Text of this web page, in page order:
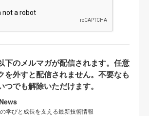
下のメルマガが配信されます。任意
を外すと配信されません。不要なも
つでも解除いただけます。
学びと成長を支える最新技術情報